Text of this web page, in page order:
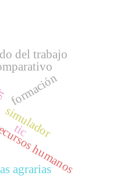
formación
humanos
simulador
tic
agrarias
del trabajo